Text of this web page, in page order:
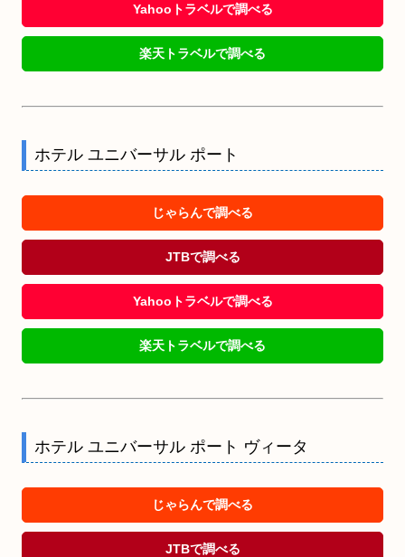
Yahooトラベルで調べる
楽天トラベルで調べる
ホテル ユニバーサル ポート
じゃらんで調べる
JTBで調べる
Yahooトラベルで調べる
楽天トラベルで調べる
ホテル ユニバーサル ポート ヴィータ
じゃらんで調べる
JTBで調べる